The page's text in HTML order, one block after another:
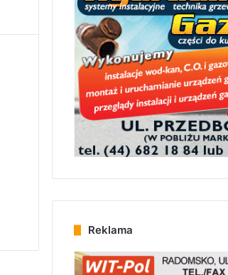
Reklama